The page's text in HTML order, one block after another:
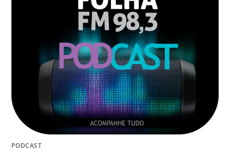
PODCAST